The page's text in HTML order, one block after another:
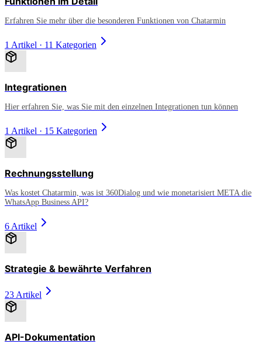
Erfahren Sie mehr über die besonderen Funktionen von Chatarmin
1 Artikel · 11 Kategorien
Integrationen
Hier erfahren Sie, was Sie mit den einzelnen Integrationen tun können
1 Artikel · 15 Kategorien
Rechnungsstellung
Was kostet Chatarmin, was ist 360Dialog und wie monetarisiert META die
WhatsApp Business API?
6 Artikel
Strategie & bewährte Verfahren
23 Artikel
API-Dokumentation